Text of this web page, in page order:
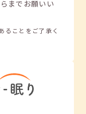
までお願いい
ることをご了承く